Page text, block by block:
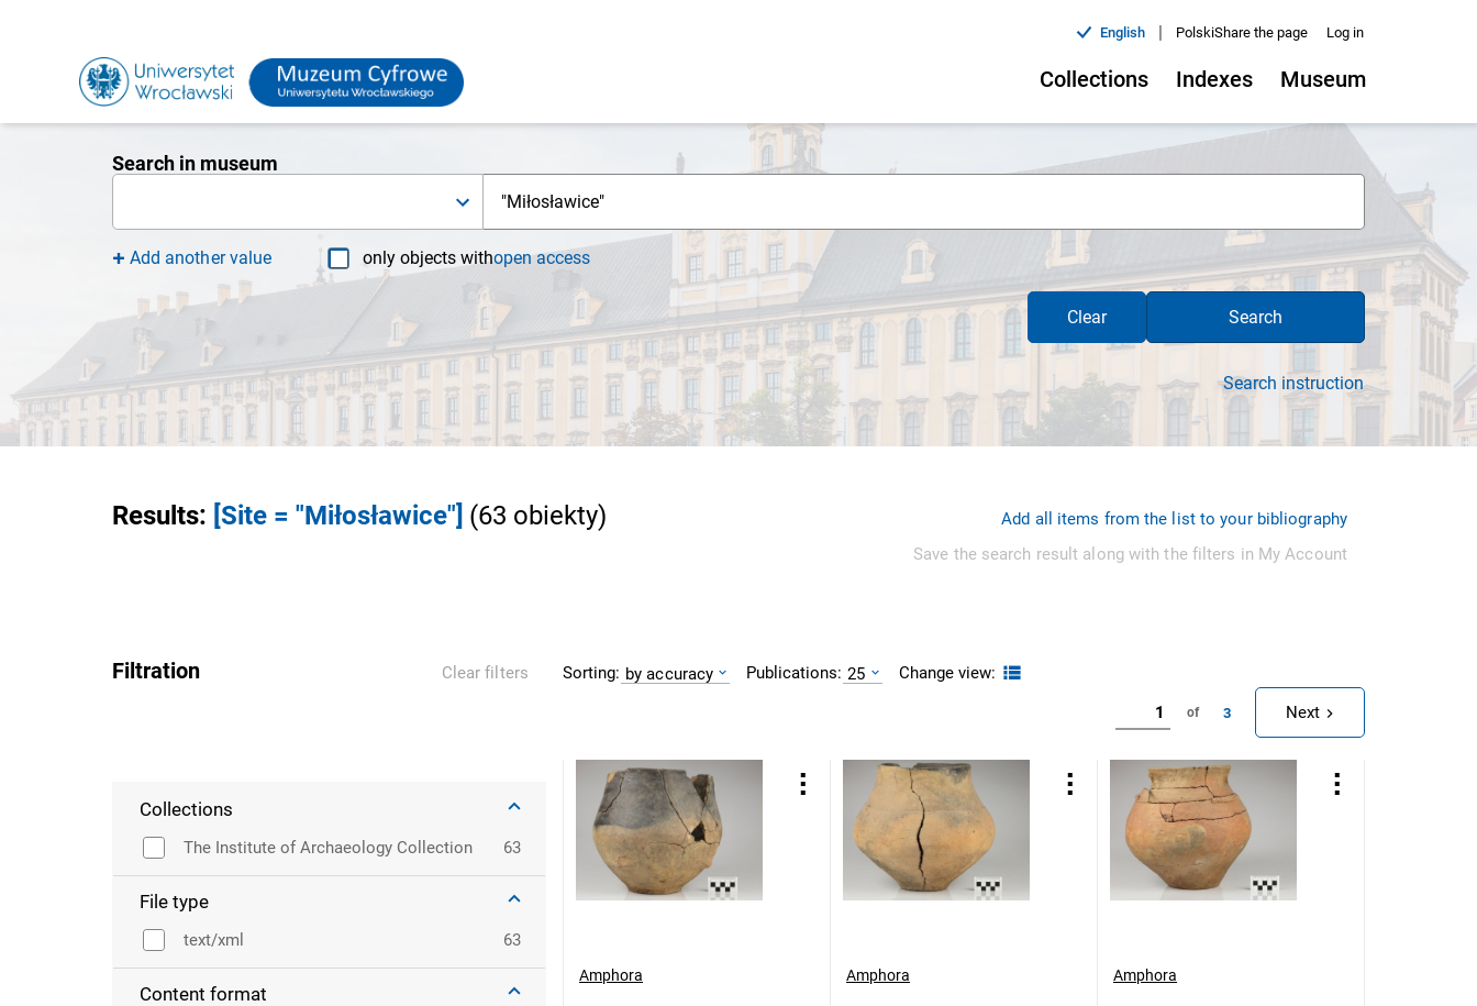
English | PolskiShare the page Log in
Collections Indexes Museum
Search in museum
Add another value only objects withopen access
Clear Search
Search instruction
Results: [Site = "Miłosławice"] (63 obiekty)
Add all items from the list to your bibliography
Save the search result along with the filters in My Account
Filtration Clear filters
Collections
The Institute of Archaeology Collection 63
File type
text/xml 63
Content format
Sorting: by accuracy Publications: 25 Change view:
of 3 Next
Amphora Amphora Amphora